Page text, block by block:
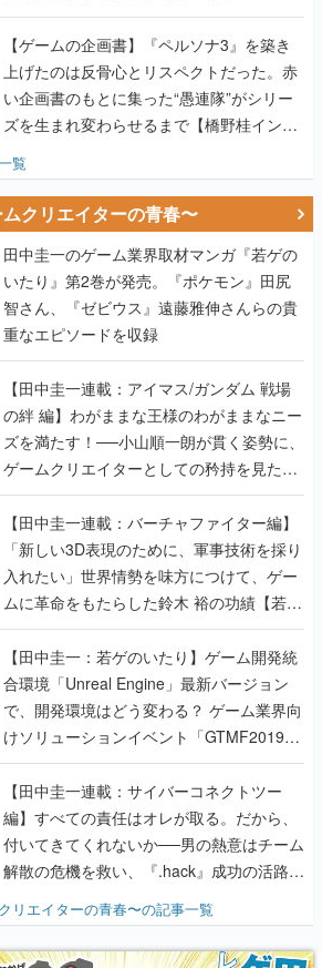
画書】
【ゲームの企画書】『ペルソナ3』を築き
上げたのは反骨心とリスペクトだった。赤
い企画書のもとに集った“愚連隊”がシリー
ズを生まれ変わらせるまで【橋野桂インタ
ビュー】
覧
クリエイターの青春〜
田中圭一のゲーム業界取材マンガ『若ゲの
いたり』第2巻が発売。『ポケモン』田尻
智さん、『ゼビウス』遠藤雅伸さんらの貴
重なエピソードを収録
【田中圭一連載：アイマス/ガンダム 戦場
の絆 編】わがままな王様のわがままなニー
ズを満たす！──小山順一朗が貫く姿勢に、
ゲームクリエイターとしての矜持を見た
【若ゲのいたり最終回】
【田中圭一連載：バーチャファイター編】
「新しい3D表現のために、軍事技術を採り
入れたい」世界情勢を味方につけて、ゲー
ムに革命をもたらした鈴木 裕の功績【若ゲ
のいたり】
【田中圭一：若ゲのいたり】ゲーム開発統
合環境「Unreal Engine」最新バージョン
で、開発環境はどう変わる？ ゲーム業界向
けソリューションイベント「GTMF2019」
に行って、より理解を深めよう【PR】
【田中圭一連載：サイバーコネクトツー
編】すべての責任はオレが取る。だから、
付いてきてくれないか──男の熱意はチーム
解散の危機を救い、『.hack』成功の活路を
開く。業界の快男児・松山 洋に流れる血は
『少年ジャンプ』色だった【若ゲのいた
り】
リエイターの青春〜の記事一覧